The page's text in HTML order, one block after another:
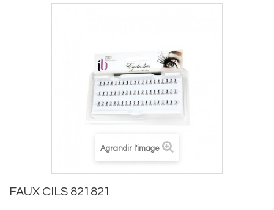
Agrandir l'image
FAUX CILS 821821